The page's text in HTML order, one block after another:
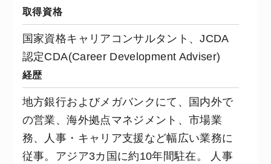
取得資格
国家資格キャリアコンサルタント、JCDA
認定CDA(Career Development Adviser)
経歴
地方銀行およびメガバンクにて、国内外で
の営業、海外拠点マネジメント、市場業
務、人事・キャリア支援など幅広い業務に
従事。アジア3カ国に約10年間駐在。 人事